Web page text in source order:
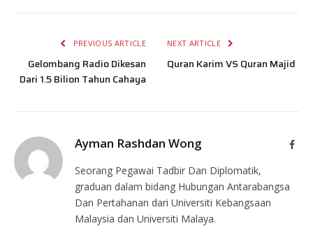
PREVIOUS ARTICLE
Gelombang Radio Dikesan
Dari 1.5 Bilion Tahun Cahaya
NEXT ARTICLE
Quran Karim VS Quran Majid
Ayman Rashdan Wong
Seorang Pegawai Tadbir Dan Diplomatik,
graduan dalam bidang Hubungan Antarabangsa
Dan Pertahanan dari Universiti Kebangsaan
Malaysia dan Universiti Malaya.